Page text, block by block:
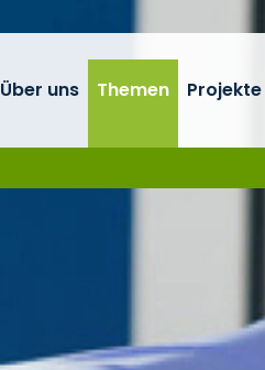
Über uns Themen Projekte